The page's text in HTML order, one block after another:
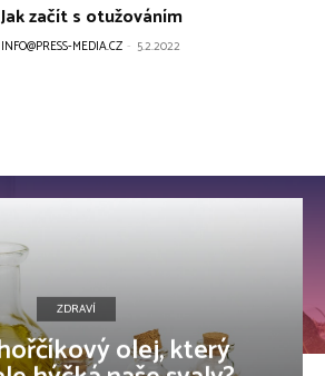
Jak začít s otužováním
INFO@PRESS-MEDIA.CZ - 5.2.2022